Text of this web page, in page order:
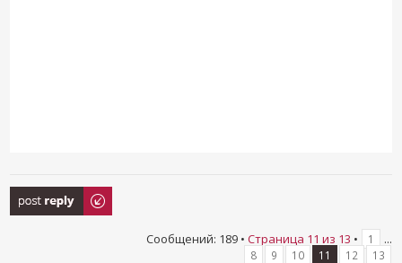
Ответить
Сообщений: 189 • Страница 11 из 13 • 1 ...
8 9 10 11 12 13